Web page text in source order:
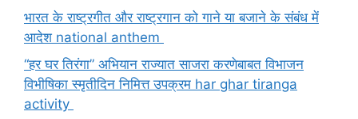
भारत के राष्ट्रगीत और राष्ट्रगान को गाने या बजाने के संबंध में
आदेश national anthem
“हर घर तिरंगा” अभियान राज्यात साजरा करणेबाबत विभाजन
विभीषिका स्मृतीदिन निमित्त उपक्रम har ghar tiranga
activity